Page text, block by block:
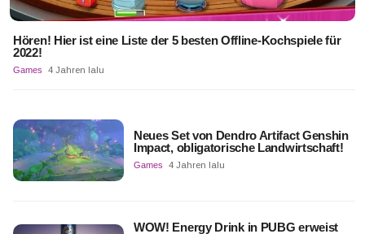
Hören! Hier ist eine Liste der 5 besten Offline-Kochspiele für
2022!
Games 4 Jahren lalu
Neues Set von Dendro Artifact Genshin
Impact, obligatorische Landwirtschaft!
Games 4 Jahren lalu
WOW! Energy Drink in PUBG erweist